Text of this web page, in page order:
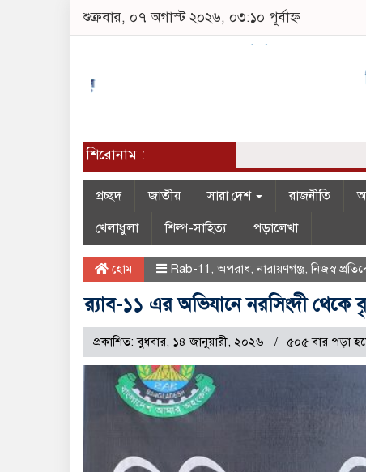
শুক্রবার, ০৭ অগাস্ট ২০২৬, ০৩:১০ পূর্বাহ্ন
শিরোনাম :
প্রচ্ছদ জাতীয় সারা দেশ রাজনীতি
খেলাধুলা
শিল্প-সাহিত্য পড়ালেখা
হোম Rab-11 , অপরাধ,নারায়ণগঞ্জ,নিজস্ব
র‍্যাব-১১ এর অভিযানে নরসিংদী থেকে
প্রকাশিত: বুধবার, ১৪ জানুয়ারী, ২০২৬ ৫০৫ বার পড়া